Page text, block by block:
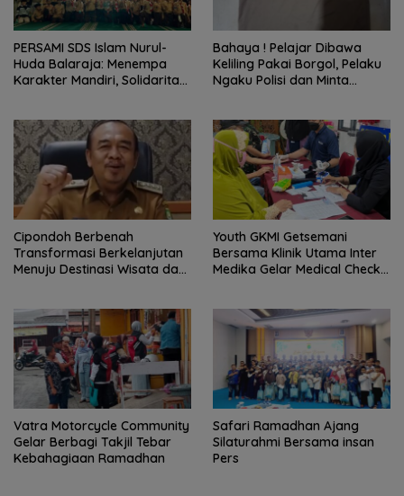
PERSAMI SDS Islam Nurul-
Huda Balaraja: Menempa
Karakter Mandiri, Solidaritas,
Bahaya ! Pelajar Dibawa
Keliling Pakai Borgol, Pelaku
Ngaku Polisi dan Minta
Cipondoh Berbenah
Transformasi Berkelanjutan
Menuju Destinasi Wisata dan
Youth GKMI Getsemani
Bersama Klinik Utama Inter
Medika Gelar Medical Check
Vatra Motorcycle Community
Gelar Berbagi Takjil Tebar
Kebahagiaan Ramadhan
Safari Ramadhan Ajang
Silaturahmi Bersama insan
Pers